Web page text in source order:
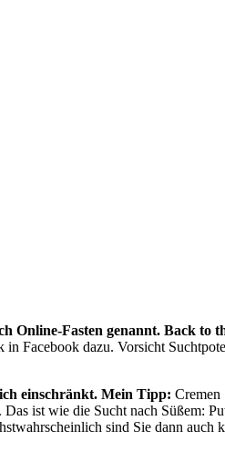
Online-Fasten genannt. Back to
Facebook dazu. Vorsicht
einschränkt. Mein Tipp: Cremen
ist wie die Sucht nach Süßem:
sind Sie dann auch